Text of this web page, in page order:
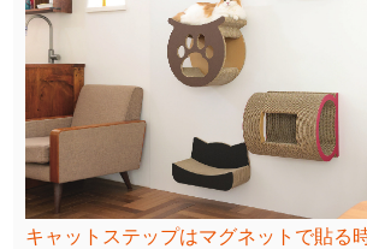
キャットステップはマグネットで貼る